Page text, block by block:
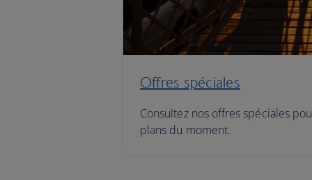
Offres spéciales
Consultez nos offres spéciales
plans du moment.